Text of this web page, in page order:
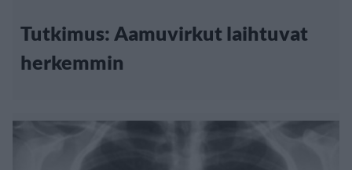
Tutkimus: Aamuvirkut laihtuvat
herkemmin